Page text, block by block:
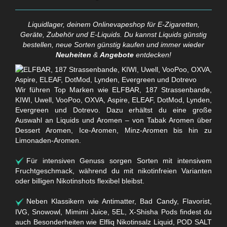
Liquidlager, deinem Onlinevapeshop für E-Zigaretten,
Geräte, Zubehör und E-Liquids. Du kannst Liquids günstig
bestellen, neue Sorten günstig kaufen und immer wieder
Neuheiten & Angebote entdecken!
Wir führen Top Marken wie ELFBAR, 187 Strassenbande,
KIWI, Uwell, VooPoo, OXVA, Aspire, ELEAF, DotMod, Lynden,
Evergreen und Dotrevo. Dazu erhältst du eine große
Auswahl an Liquids und Aromen – von Tabak Aromen über
Dessert Aromen, Ice-Aromen, Minz-Aromen bis hin zu
Limonaden-Aromen.
Für intensiven Genuss sorgen Sorten mit intensivem
Fruchtgeschmack, während du mit nikotinfreien Varianten
oder billigen Nikotinshots flexibel bleibst.
Neben Klassikern wie Antimatter, Bad Candy, Flavorist,
IVG, Snowowl, Mimimi Juice, 5EL, X-Shisha Pods findest du
auch Besonderheiten wie Elfliq Nikotinsalz Liquid, POD SALT